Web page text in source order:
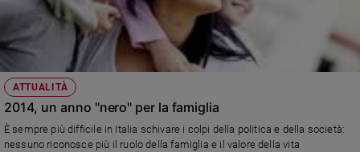
ATTUALITÀ
2014, un anno "nero" per la famiglia
È sempre più difficile in Italia schivare i colpi della politica e della società:
nessuno riconosce più il ruolo della famiglia e il valore della vita